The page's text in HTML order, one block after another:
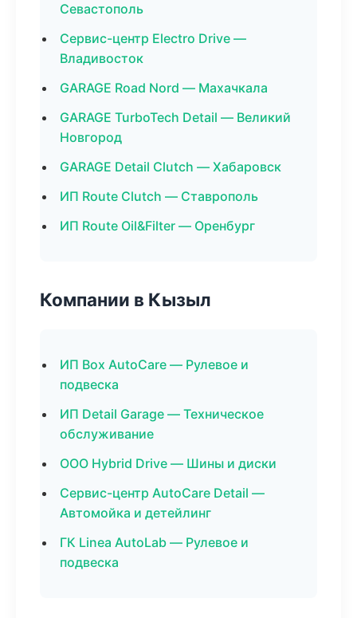
Севастополь
Сервис-центр Electro Drive —
Владивосток
GARAGE Road Nord — Махачкала
GARAGE TurboTech Detail — Великий
Новгород
GARAGE Detail Clutch — Хабаровск
ИП Route Clutch — Ставрополь
ИП Route Oil&Filter — Оренбург
Компании в Кызыл
ИП Box AutoCare — Рулевое и
подвеска
ИП Detail Garage — Техническое
обслуживание
ООО Hybrid Drive — Шины и диски
Сервис-центр AutoCare Detail —
Автомойка и детейлинг
ГК Linea AutoLab — Рулевое и
подвеска